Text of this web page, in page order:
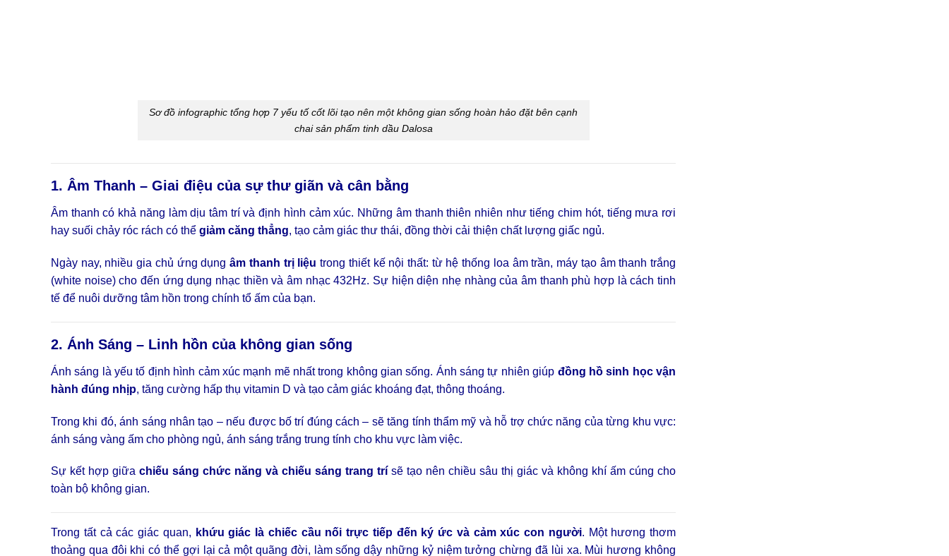
Sơ đồ infographic tổng hợp 7 yếu tố cốt lõi tạo nên một không gian sống hoàn hảo đặt bên cạnh
chai sản phẩm tinh dầu Dalosa
1. Âm Thanh – Giai điệu của sự thư giãn và cân bằng
Âm thanh có khả năng làm dịu tâm trí và định hình cảm xúc. Những âm thanh thiên nhiên như tiếng chim hót, tiếng mưa rơi
hay suối chảy róc rách có thể giảm căng thẳng, tạo cảm giác thư thái, đồng thời cải thiện chất lượng giấc ngủ.
Ngày nay, nhiều gia chủ ứng dụngâm thanh trị liệu trong thiết kế nội thất: từ hệ thống loa âm trần, máy tạo âm thanh trắng
(white noise) cho đến ứng dụng nhạc thiền và âm nhạc 432Hz. Sự hiện diện nhẹ nhàng của âm thanh phù hợp là cách tinh
tế để nuôi dưỡng tâm hồn trong chính tổ ấm của bạn.
2. Ánh Sáng – Linh hồn của không gian sống
Ánh sáng là yếu tố định hình cảm xúc mạnh mẽ nhất trong không gian sống. Ánh sáng tự nhiên giúp đồng hồ sinh học vận
hành đúng nhịp, tăng cường hấp thụ vitamin D và tạo cảm giác khoáng đạt, thông thoáng.
Trong khi đó, ánh sáng nhân tạo – nếu được bố trí đúng cách – sẽ tăng tính thẩm mỹ và hỗ trợ chức năng của từng khu vực:
ánh sáng vàng ấm cho phòng ngủ, ánh sáng trắng trung tính cho khu vực làm việc.
Sự kết hợp giữa chiếu sáng chức năng và chiếu sáng trang trí sẽ tạo nên chiều sâu thị giác và không khí ấm cúng cho
toàn bộ không gian.
Trong tất cả các giác quan, khứu giác là chiếc cầu nối trực tiếp đến ký ức và cảm xúc con người. Một hương thơm
thoảng qua đôi khi có thể gợi lại cả một quãng đời, làm sống dậy những kỷ niệm tưởng chừng đã lùi xa. Mùi hương không